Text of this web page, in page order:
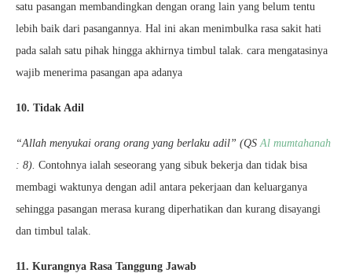
satu pasangan membandingkan dengan orang lain yang belum tentu
lebih baik dari pasangannya. Hal ini akan menimbulka rasa sakit hati
pada salah satu pihak hingga akhirnya timbul talak. cara mengatasinya
wajib menerima pasangan apa adanya
10. Tidak Adil
“Allah menyukai orang orang yang berlaku adil” (QSAl mumtahanah
: 8). Contohnya ialah seseorang yang sibuk bekerja dan tidak bisa
membagi waktunya dengan adil antara pekerjaan dan keluarganya
sehingga pasangan merasa kurang diperhatikan dan kurang disayangi
dan timbul talak.
11. Kurangnya Rasa Tanggung Jawab